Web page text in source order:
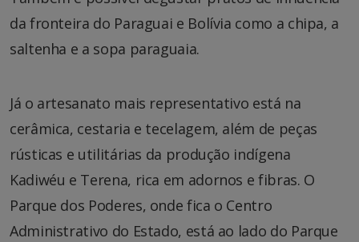
da fronteira do Paraguai e Bolívia como a chipa, a
saltenha e a sopa paraguaia.
Já o artesanato mais representativo está na
cerâmica, cestaria e tecelagem, além de peças
rústicas e utilitárias da produção indígena
Kadiwéu e Terena, rica em adornos e fibras. O
Parque dos Poderes, onde fica o Centro
Administrativo do Estado, está ao lado do Parque